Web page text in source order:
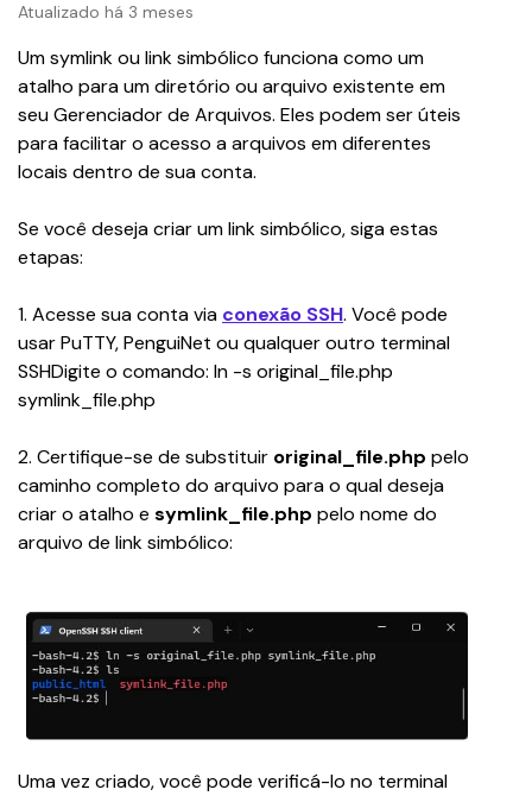
Atualizado há 3 meses
Um symlink ou link simbólico funciona como um
atalho para um diretório ou arquivo existente em
seu Gerenciador de Arquivos. Eles podem ser úteis
para facilitar o acesso a arquivos em diferentes
locais dentro de sua conta.
Se você deseja criar um link simbólico, siga estas
etapas:
1. Acesse sua conta via conexão SSH. Você pode
usar PuTTY, PenguiNet ou qualquer outro terminal
SSHDigite o comando: ln -s original_file.php
symlink_file.php
2. Certifique-se de substituir original_file.php pelo
caminho completo do arquivo para o qual deseja
criar o atalho e symlink_file.php pelo nome do
arquivo de link simbólico:
Uma vez criado, você pode verificá-lo no terminal